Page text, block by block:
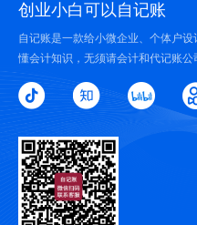
创业小白可以自记账
自记账是一款给小微企业、个体户
懂会计知识，无须请会计和代记账公